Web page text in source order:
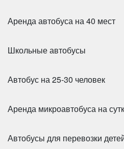
Класс:
Аренда автобуса на 40 мест
Школьные автобусы
Автобус на 25-30 человек
Аренда микроавтобуса на
Автобусы для перевозки